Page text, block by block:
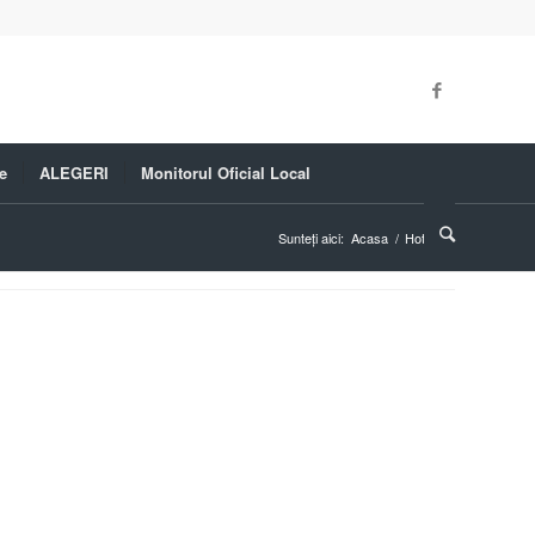
ALEGERI Monitorul Oficial Local
Sunteți aici: Acasa / Hotarari